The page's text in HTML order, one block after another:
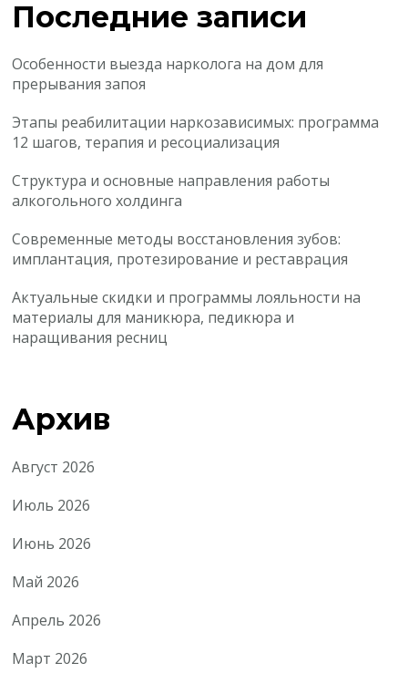
Последние записи
Особенности выезда нарколога на дом для
прерывания запоя
Этапы реабилитации наркозависимых: программа
12 шагов, терапия и ресоциализация
Структура и основные направления работы
алкогольного холдинга
Современные методы восстановления зубов:
имплантация, протезирование и реставрация
Актуальные скидки и программы лояльности на
материалы для маникюра, педикюра и
наращивания ресниц
Архив
Август 2026
Июль 2026
Июнь 2026
Май 2026
Апрель 2026
Март 2026